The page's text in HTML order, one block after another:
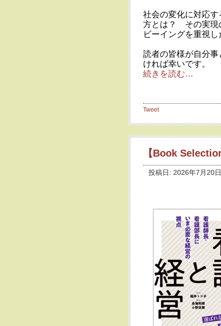
社会の変化に対応
方とは？ その実現
ビーイングを重視
読者の皆様が自分
ければ幸いです。
続きを読む…
Tweet
【Book
投稿日: 2026年7月20